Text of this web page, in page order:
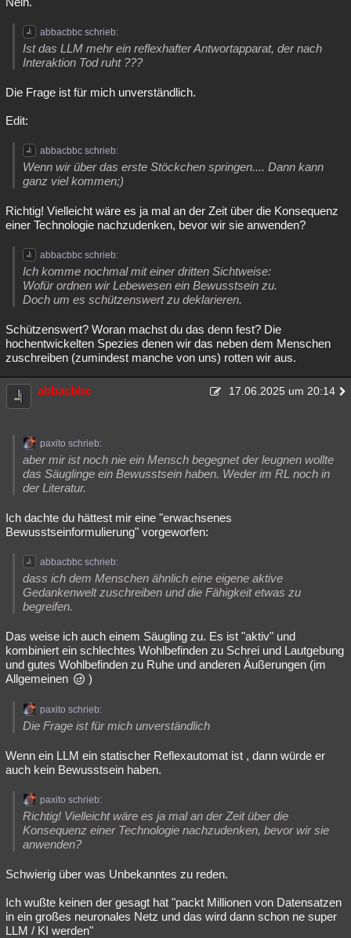
abbacbbc schrieb:
Ist das LLM mehr ein reflexhafter Antwortapparat, der nach
Interaktion Tod ruht ???
Die Frage ist für mich unverständlich.
Edit:
abbacbbc schrieb:
Wenn wir über das erste Stöckchen springen.... Dann kann
ganz viel kommen;)
Richtig! Vielleicht wäre es ja mal an der Zeit über die Konsequenz
einer Technologie nachzudenken, bevor wir sie anwenden?
abbacbbc schrieb:
Ich komme nochmal mit einer dritten Sichtweise:
Wofür ordnen wir Lebewesen ein Bewusstsein zu.
Doch um es schützenswert zu deklarieren.
Schützenswert? Woran machst du das denn fest? Die
hochentwickelten Spezies denen wir das neben dem Menschen
zuschreiben (zumindest manche von uns) rotten wir aus.
abbacbbc 17.06.2025 um 20:14
paxito schrieb:
aber mir ist noch nie ein Mensch begegnet der leugnen wollte
das Säuglinge ein Bewusstsein haben. Weder im RL noch in
der Literatur.
Ich dachte du hättest mir eine "erwachsenes
Bewusstseinformulierung" vorgeworfen:
abbacbbc schrieb:
dass ich dem Menschen ähnlich eine eigene aktive
Gedankenwelt zuschreiben und die Fähigkeit etwas zu
begreifen.
Das weise ich auch einem Säugling zu. Es ist "aktiv" und
kombiniert ein schlechtes Wohlbefinden zu Schrei und Lautgebung
und gutes Wohlbefinden zu Ruhe und anderen Äußerungen (im
Allgemeinen
)
paxito schrieb:
Die Frage ist für mich unverständlich
Wenn ein LLM ein statischer Reflexautomat ist , dann würde er
auch kein Bewusstsein haben.
paxito schrieb:
Richtig! Vielleicht wäre es ja mal an der Zeit über die
Konsequenz einer Technologie nachzudenken, bevor wir sie
anwenden?
Schwierig über was Unbekanntes zu reden.
Ich wußte keinen der gesagt hat "packt Millionen von Datensatzen
in ein großes neuronales Netz und das wird dann schon ne super
LLM / KI werden"